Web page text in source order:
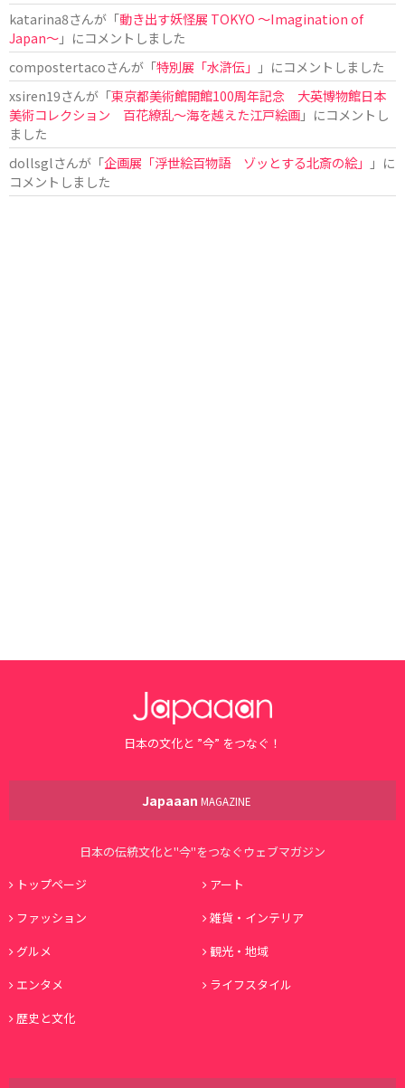
katarina8さんが「動き出す妖怪展 TOKYO 〜Imagination of
Japan〜」にコメントしました
compostertacoさんが「特別展「水滸伝」
」にコメントしました
xsiren19さんが「東京都美術館開館100周年記念 大英博物館日本
美術コレクション 百花繚乱～海を越えた江戸絵画」にコメントし
ました
dollsglさんが「企画展「浮世絵百物語 ゾッとする北斎の絵」
」に
コメントしました
日本の文化と ”今” をつなぐ！
Japaaan MAGAZINE
日本の伝統文化と"今"をつなぐウェブマガジン
トップページ
アート
ファッション
雑貨・インテリア
グルメ
観光・地域
エンタメ
ライフスタイル
歴史と文化